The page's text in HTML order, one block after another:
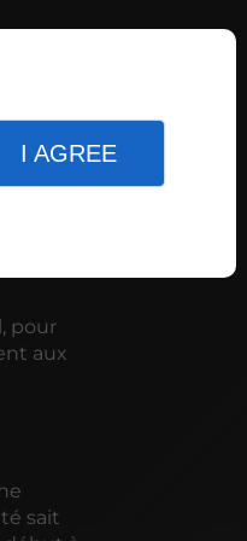
I AGREE
de
de
de la
de
pour
aux
sait